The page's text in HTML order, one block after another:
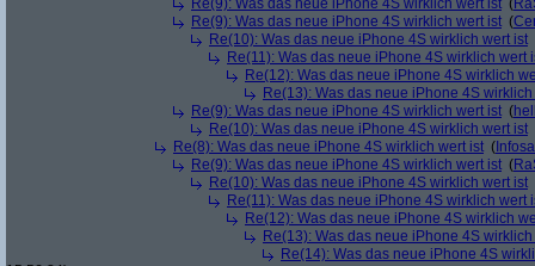
Re(9): Was das neue iPhone 4S wirklich wert ist (
Re(9): Was das neue iPhone 4S wirklich wert ist (
Re(10): Was das neue iPhone 4S wirklich wert ist
Re(11): Was das neue iPhone 4S wirklich wert
Re(12): Was das neue iPhone 4S wirklich
Re(13): Was das neue iPhone 4S
Re(9): Was das neue iPhone 4S wirklich wert ist (
Re(10): Was das neue iPhone 4S wirklich wert ist
Re(8): Was das neue iPhone 4S wirklich wert ist (
Re(9): Was das neue iPhone 4S wirklich wert ist (
Re(10): Was das neue iPhone 4S wirklich wert ist
Re(11): Was das neue iPhone 4S wirklich wert
Re(12): Was das neue iPhone 4S wirklich
Re(13): Was das neue iPhone 4S
Re(14): Was das neue iPhone 4S